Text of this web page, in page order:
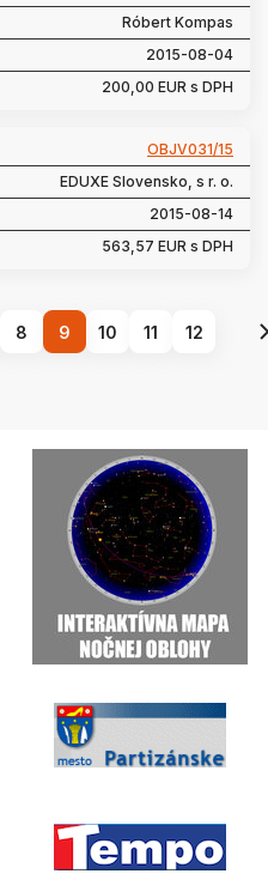
Róbert Kompas
2015-08-04
200,00 EUR s DPH
OBJV031/15
EDUXE Slovensko, s r. o.
2015-08-14
563,57 EUR s DPH
8 9 10 11 12